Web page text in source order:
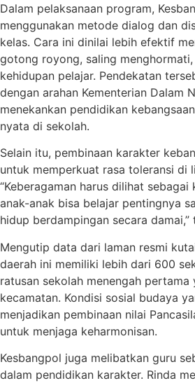
Dalam pelaksanaan program,
menggunakan metode dialog dan
kelas. Cara ini dinilai lebih efektif
gotong royong, saling
kehidupan pelajar. Pendekatan
dengan arahan Kementerian Dalam
menekankan pendidikan
nyata di sekolah.
Selain itu, pembinaan karakter
untuk memperkuat rasa toleransi di
“Keberagaman harus dilihat sebagai
anak-anak bisa belajar pentingnya
hidup berdampingan secara damai,”
Mengutip data dari laman resmi
daerah ini memiliki lebih dari 600
ratusan sekolah menengah
kecamatan. Kondisi sosial budaya
menjadikan pembinaan nilai
untuk menjaga keharmonisan.
Kesbangpol juga melibatkan guru
dalam pendidikan karakter. Rinda